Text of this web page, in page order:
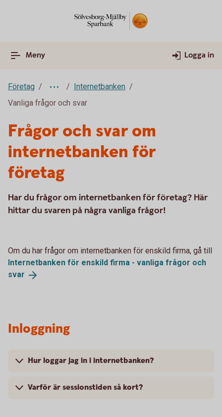
Meny Logga in
Företag
Internetbanken
Vanliga frågor och svar
Frågor och svar om
internetbanken för
företag
Har du frågor om internetbanken för företag? Här
hittar du svaren på några vanliga frågor!
Om du har frågor om internetbanken för enskild firma, gå till
Internetbanken för enskild firma - vanliga frågor och
svar
Inloggning
Hur loggar jag in i internetbanken?
Varför är sessionstiden så kort?